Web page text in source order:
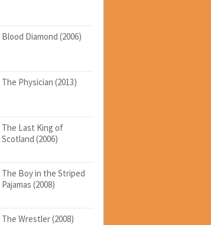
Blood Diamond (2006)
The Physician (2013)
The Last King of
Scotland (2006)
The Boy in the Striped
Pajamas (2008)
The Wrestler (2008)